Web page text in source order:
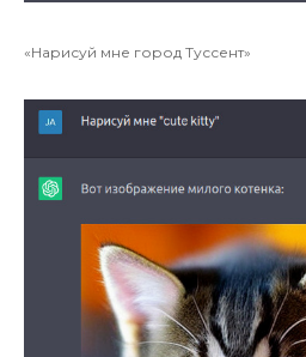
«Нарисуй мне город Туссент»